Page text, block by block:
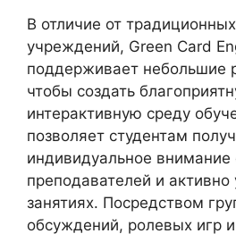
В отличие от
учреждений, Green Card
поддерживает небольшие
чтобы создать
интерактивную среду
позволяет студентам
индивидуальное внимание
преподавателей и активно
занятиях. Посредством
обсуждений, ролевых игр